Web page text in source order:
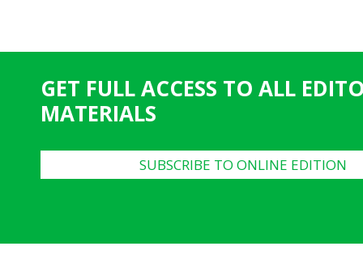
g
s
GET FULL ACCESS TO ALL
MATERIALS
SUBSCRIBE TO ONLINE EDITION